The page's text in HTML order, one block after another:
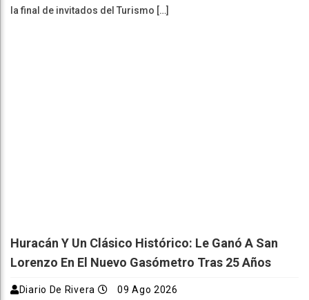
la final de invitados del Turismo […]
Huracán Y Un Clásico Histórico: Le Ganó A San
Lorenzo En El Nuevo Gasómetro Tras 25 Años
Diario De Rivera 09 Ago 2026